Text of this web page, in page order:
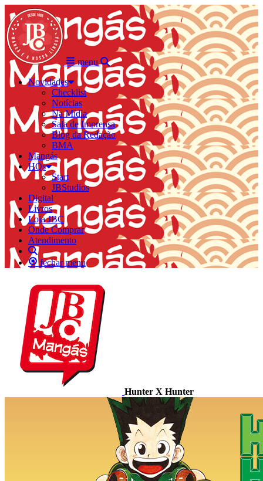
menu
Novidades
Checklist
Notícias
Na Mídia
Sala de Imprensa
Blog da Redação
BMA
Mangás
HQs
Start
JBStudios
Digital
Livros
Loja JBC
Onde Comprar
Atendimento
fechar menu
Hunter X Hunter